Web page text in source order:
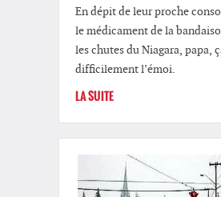
En dépit de leur proche
le médicament de la
les chutes du Niagara, papa,
difficilement l’émoi.
LA SUITE